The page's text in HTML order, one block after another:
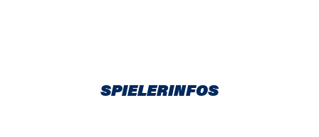
SPIELERINFOS